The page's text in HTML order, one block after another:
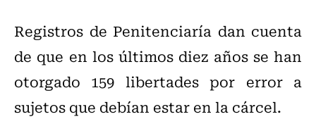
Registros de Penitenciaría dan cuenta
de que en los últimos diez años se han
otorgado 159 libertades por error a
sujetos que debían estar en la cárcel.